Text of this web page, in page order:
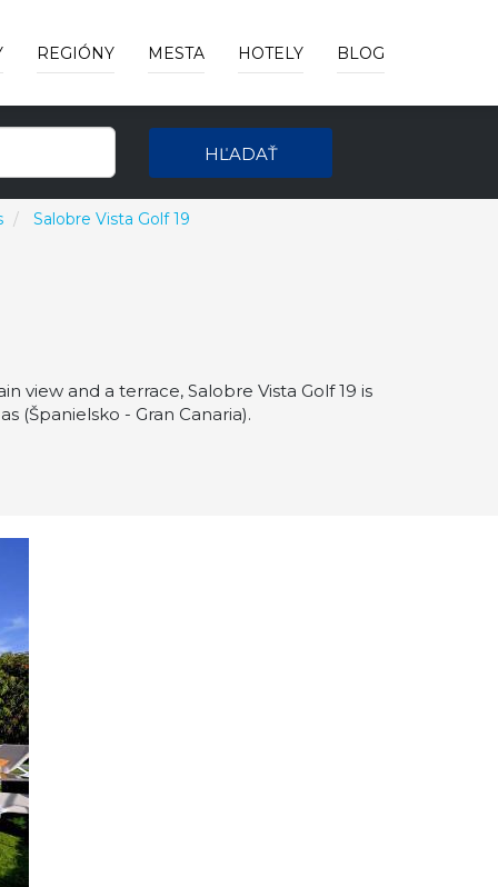
REGIÓNY MESTA HOTELY BLOG
HĽADAŤ
Salobre Vista Golf 19
and a terrace, Salobre Vista Golf 19 is
(Španielsko - Gran Canaria).